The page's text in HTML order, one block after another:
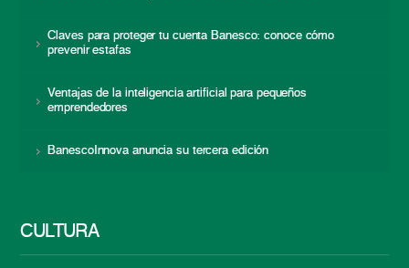
Claves para proteger tu cuenta Banesco: conoce cómo
prevenir estafas
Ventajas de la inteligencia artificial para pequeños
emprendedores
BanescoInnova anuncia su tercera edición
CULTURA